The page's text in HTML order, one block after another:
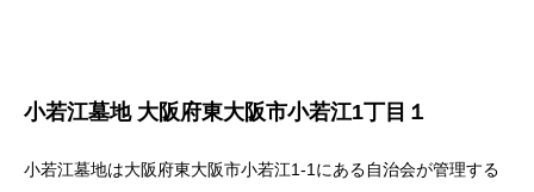
小若江墓地 大阪府東大阪市小若江1丁目１
小若江墓地は大阪府東大阪市小若江1-1にある自治会が管理する